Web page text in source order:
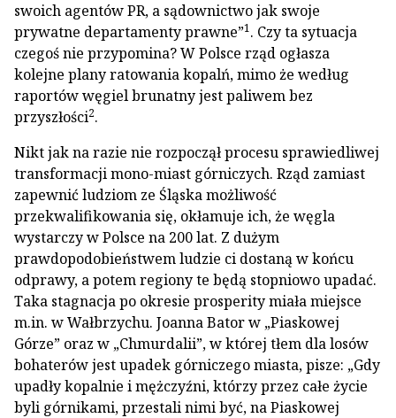
swoich agentów PR, a sądownictwo jak swoje
prywatne departamenty prawne”1. Czy ta sytuacja
czegoś nie przypomina? W Polsce rząd ogłasza
kolejne plany ratowania kopalń, mimo że według
raportów węgiel brunatny jest paliwem bez
przyszłości2.
Nikt jak na razie nie rozpoczął procesu sprawiedliwej
transformacji mono-miast górniczych. Rząd zamiast
zapewnić ludziom ze Śląska możliwość
przekwalifikowania się, okłamuje ich, że węgla
wystarczy w Polsce na 200 lat. Z dużym
prawdopodobieństwem ludzie ci dostaną w końcu
odprawy, a potem regiony te będą stopniowo upadać.
Taka stagnacja po okresie prosperity miała miejsce
m.in. w Wałbrzychu. Joanna Bator w „Piaskowej
Górze” oraz w „Chmurdalii”, w której tłem dla losów
bohaterów jest upadek górniczego miasta, pisze: „Gdy
upadły kopalnie i mężczyźni, którzy przez całe życie
byli górnikami, przestali nimi być, na Piaskowej